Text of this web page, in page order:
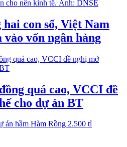
con số, Việt Nam
vốn ngân hàng
quá cao, VCCI đề
cho dự án BT